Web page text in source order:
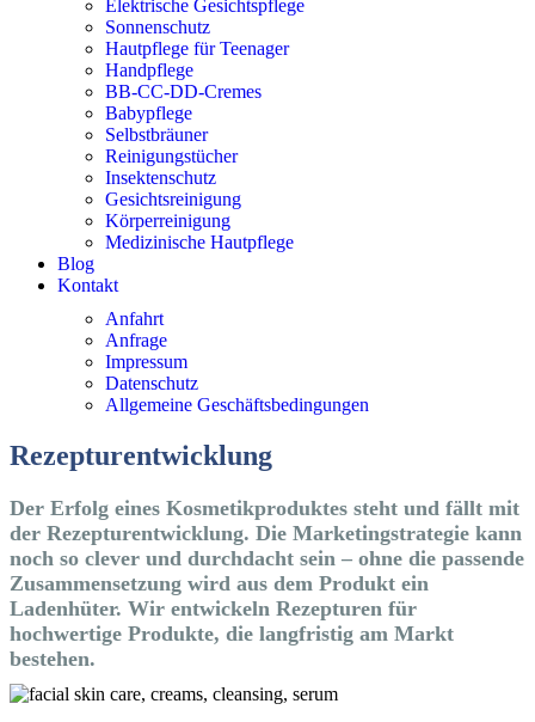
Elektrische Gesichtspflege
Sonnenschutz
Hautpflege für Teenager
Handpflege
BB-CC-DD-Cremes
Babypflege
Selbstbräuner
Reinigungstücher
Insektenschutz
Gesichtsreinigung
Körperreinigung
Medizinische Hautpflege
Blog
Kontakt
Anfahrt
Anfrage
Impressum
Datenschutz
Allgemeine Geschäftsbedingungen
Rezeptur­ent­wicklung
Der Erfolg eines Kosmetikproduktes steht und fällt mit
der Rezepturentwicklung. Die Marketingstrategie kann
noch so clever und durchdacht sein – ohne die passende
Zusammensetzung wird aus dem Produkt ein
Ladenhüter. Wir entwickeln Rezepturen für
hochwertige Produkte, die langfristig am Markt
bestehen.